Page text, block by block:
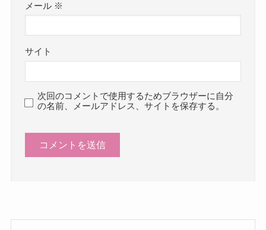
メール ※
サイト
次回のコメントで使用するためブラウザーに自分
の名前、メールアドレス、サイトを保存する。